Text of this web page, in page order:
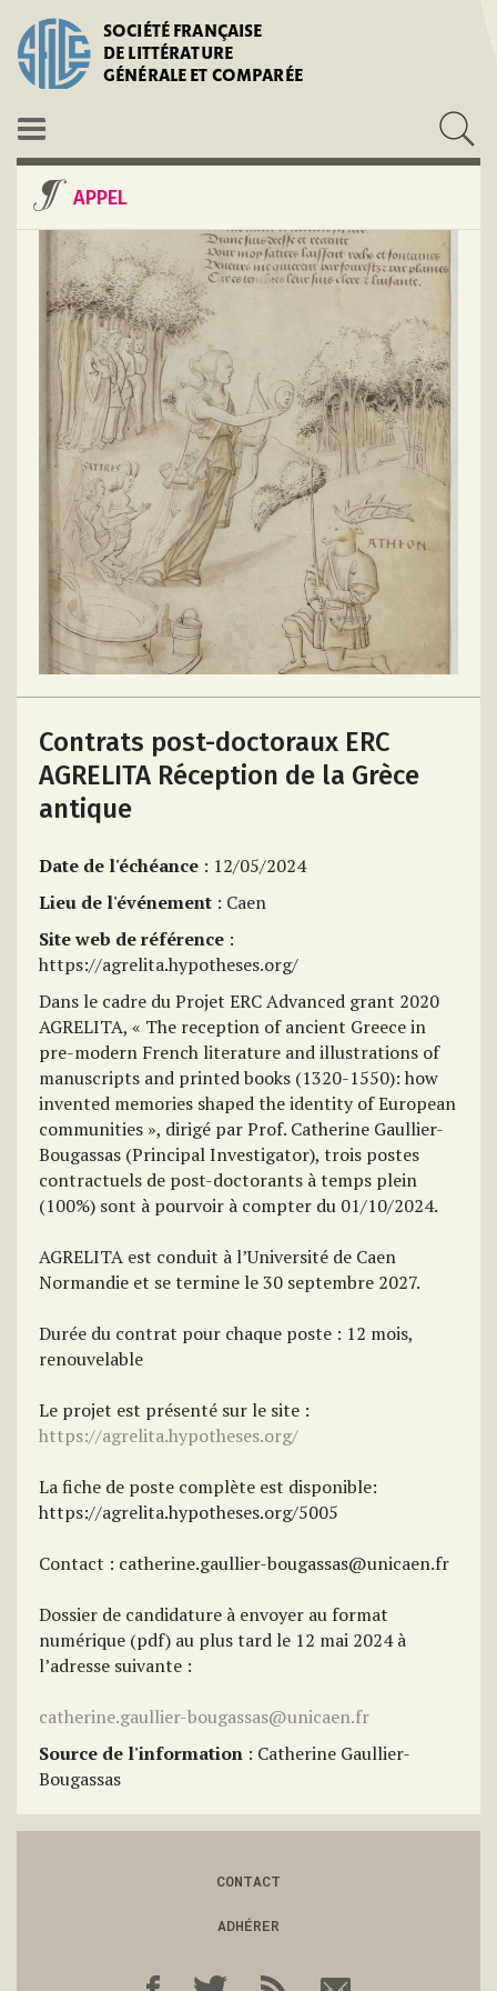
SOCIÉTÉ FRANÇAISE
DE LITTÉRATURE
GÉNÉRALE ET COMPARÉE
APPEL
Contrats post-doctoraux ERC
AGRELITA Réception de la Grèce
antique
Date de l'échéance : 12/05/2024
Lieu de l'événement : Caen
Site web de référence :
https://agrelita.hypotheses.org/
Dans le cadre du Projet ERC Advanced grant 2020
AGRELITA, « The reception of ancient Greece in
pre-modern French literature and illustrations of
manuscripts and printed books (1320-1550): how
invented memories shaped the identity of European
communities », dirigé par Prof. Catherine Gaullier-
Bougassas (Principal Investigator), trois postes
contractuels de post-doctorants à temps plein
(100%) sont à pourvoir à compter du 01/10/2024.
AGRELITA est conduit à l’Université de Caen
Normandie et se termine le 30 septembre 2027.
Durée du contrat pour chaque poste : 12 mois,
renouvelable
Le projet est présenté sur le site :
https://agrelita.hypotheses.org/
La fiche de poste complète est disponible:
https://agrelita.hypotheses.org/5005
Contact : catherine.gaullier-bougassas@unicaen.fr
Dossier de candidature à envoyer au format
numérique (pdf) au plus tard le 12 mai 2024 à
l’adresse suivante :
catherine.gaullier-bougassas@unicaen.fr
Source de l'information : Catherine Gaullier-
Bougassas
CONTACT
ADHÉRER